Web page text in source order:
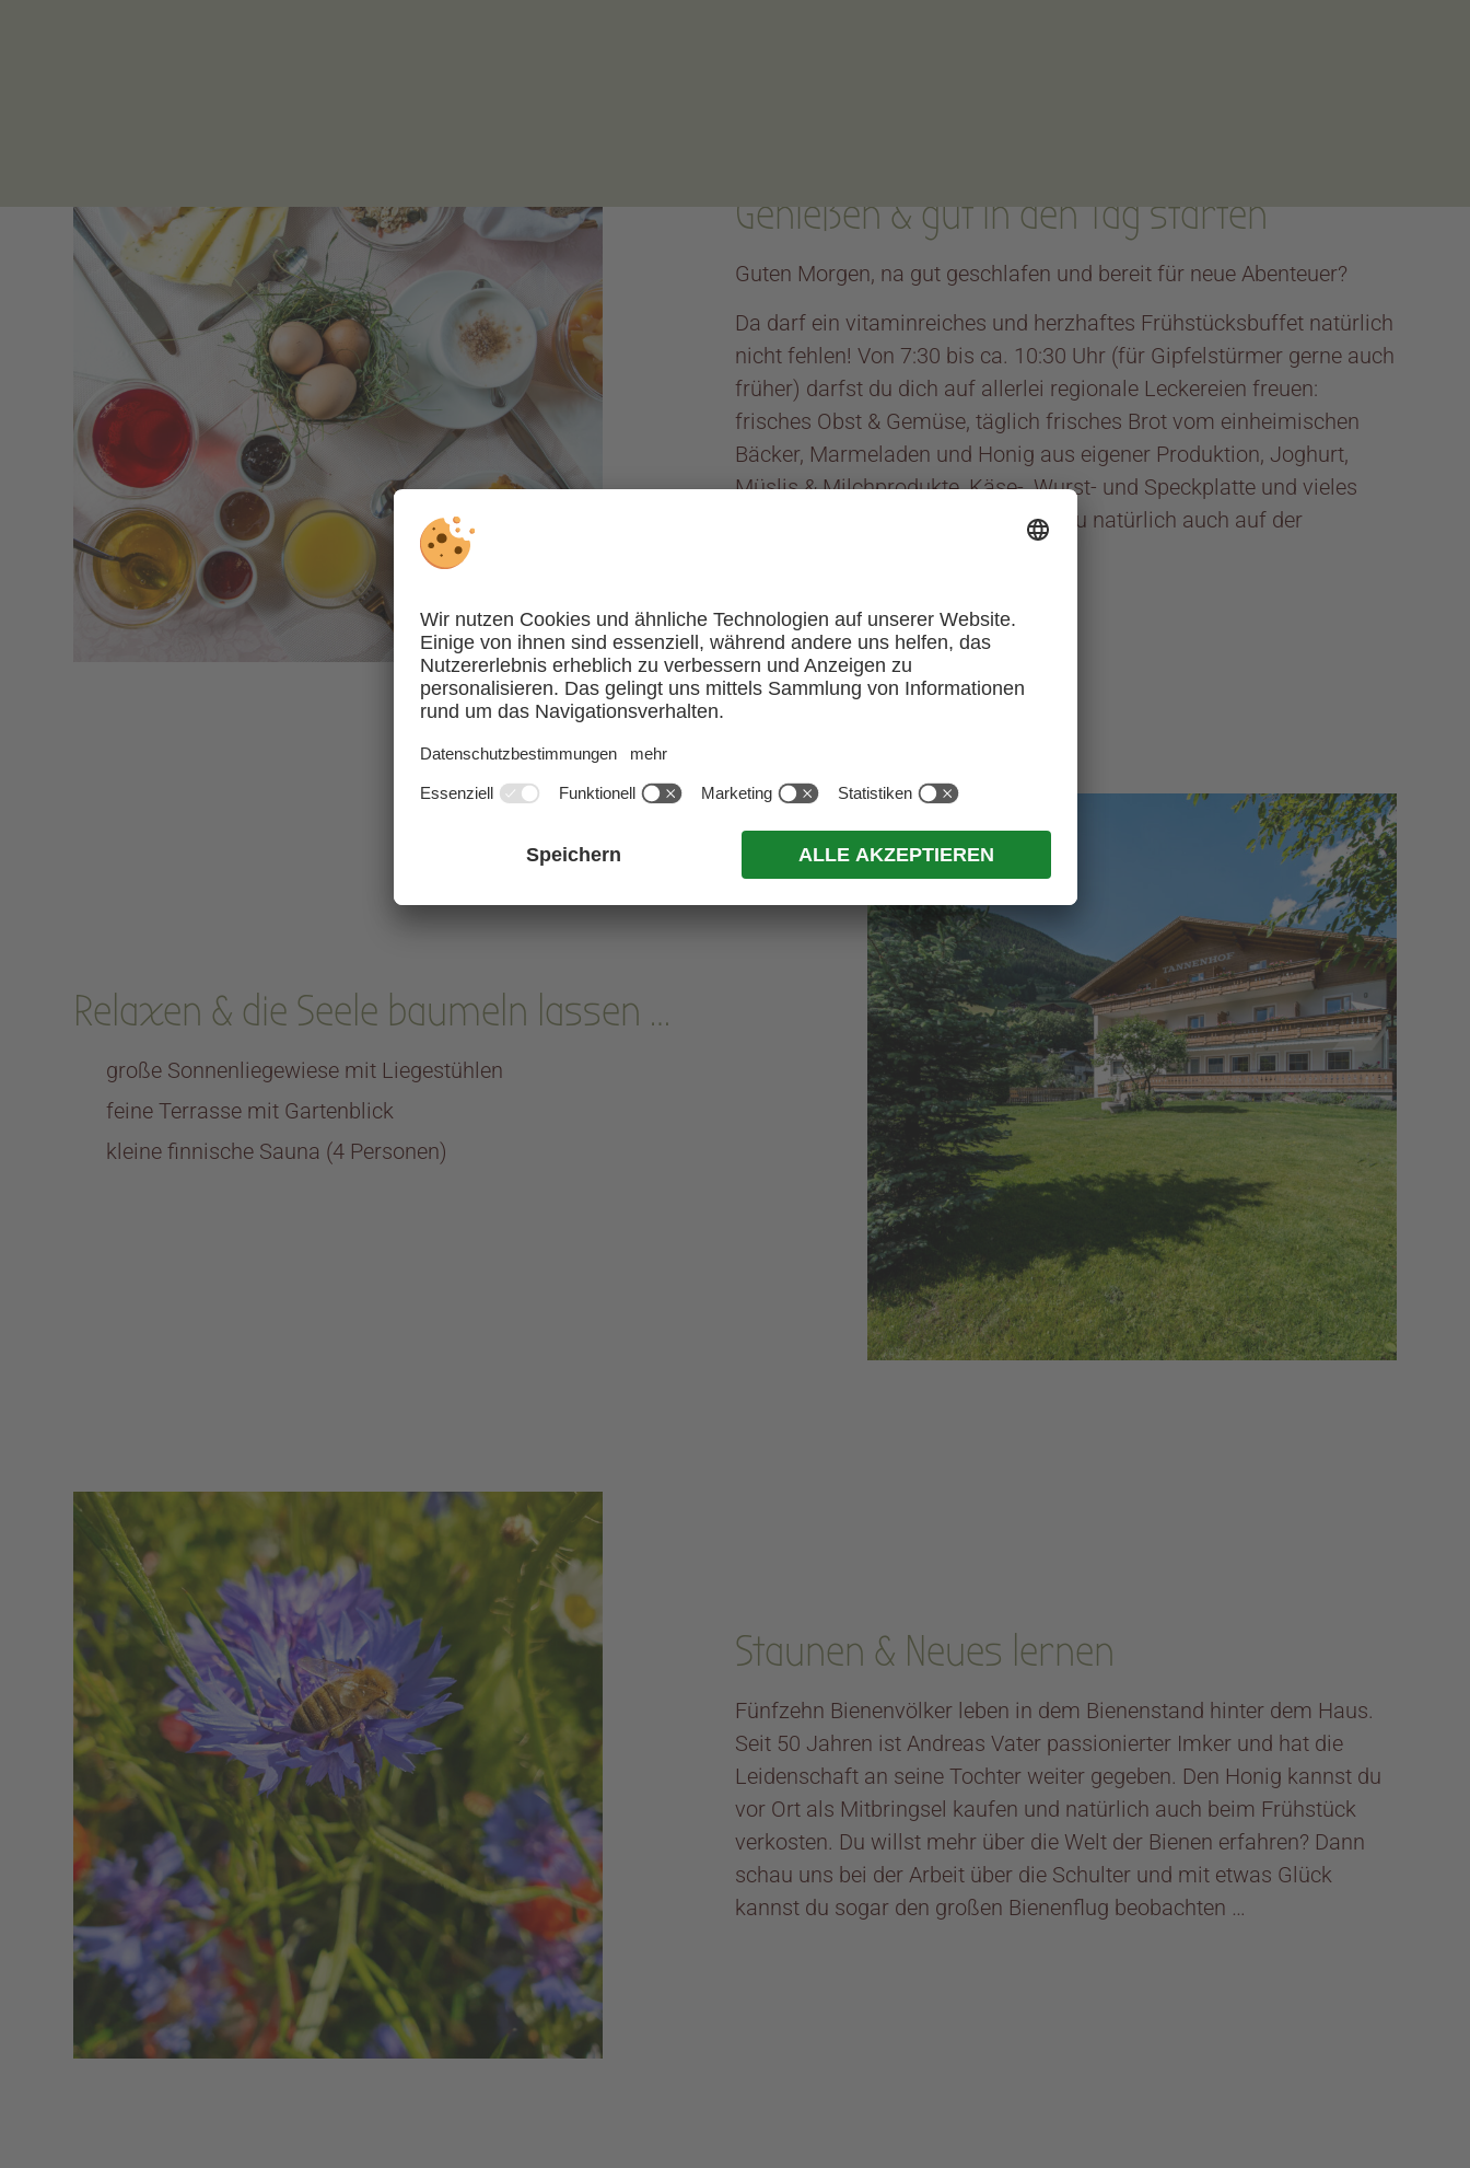
Genießen & gut in den Tag starten
Guten Morgen, na gut geschlafen und bereit für neue Abenteuer?
Da darf ein vitaminreiches und herzhaftes Frühstücksbuffet natürlich
nicht fehlen! Von 7:30 bis ca. 10:30 Uhr (für Gipfelstürmer gerne auch
früher) darfst du dich auf allerlei regionale Leckereien freuen:
frisches Obst & Gemüse, täglich frisches Brot vom einheimischen
Bäcker, Marmeladen und Honig aus eigener Produktion, Joghurt,
Müslis & Milchprodukte, Käse-, Wurst- und Speckplatte und vieles
mehr! Bei schönem Wetter kannst du natürlich auch auf der
Relaxen & die Seele baumeln lassen …
große Sonnenliegewiese mit Liegestühlen
feine Terrasse mit Gartenblick
kleine finnische Sauna (4 Personen)
Staunen & Neues lernen
Fünfzehn Bienenvölker leben in dem Bienenstand hinter dem Haus.
Seit 50 Jahren ist Andreas Vater passionierter Imker und hat die
Leidenschaft an seine Tochter weiter gegeben. Den Honig kannst du
vor Ort als Mitbringsel kaufen und natürlich auch beim Frühstück
verkosten. Du willst mehr über die Welt der Bienen erfahren? Dann
schau uns bei der Arbeit über die Schulter und mit etwas Glück
kannst du sogar den großen Bienenflug beobachten …